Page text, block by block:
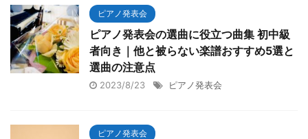
ピアノ発表会
ピアノ発表会の選曲に役立つ曲集 初中級
者向き｜他と被らない楽譜おすすめ5選と
選曲の注意点
2023/8/23 ピアノ発表会
ピアノ発表会